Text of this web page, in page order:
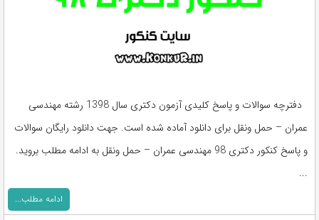
دفترچه سوالات و پاسخ کلیدی آزمون دکتری سال 1398 رشته مهندسی
عمران – حمل ونقل برای دانلود آماده شده است. جهت دانلود رایگان سوالات
و پاسخ کنکور دکتری 98 مهندسی عمران – حمل ونقل به ادامه مطلب بروید.
...
ادامه مطلب...